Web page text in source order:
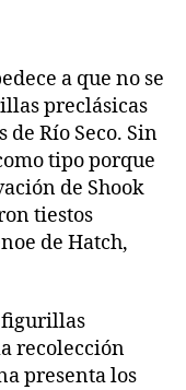
a que no se
preclásicas
de Río Seco. Sin
tipo porque
de Shook
tiestos
de Hatch,
figurillas
recolección
presenta los